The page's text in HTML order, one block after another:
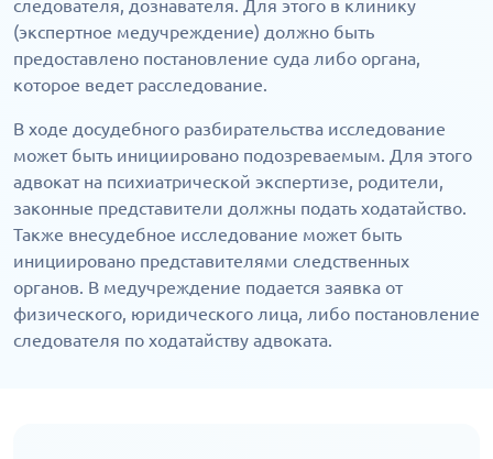
следователя, дознавателя. Для этого в клинику
(экспертное медучреждение) должно быть
предоставлено постановление суда либо органа,
которое ведет расследование.
В ходе досудебного разбирательства исследование
может быть инициировано подозреваемым. Для этого
адвокат на психиатрической экспертизе, родители,
законные представители должны подать ходатайство.
Также внесудебное исследование может быть
инициировано представителями следственных
органов. В медучреждение подается заявка от
физического, юридического лица, либо постановление
следователя по ходатайству адвоката.